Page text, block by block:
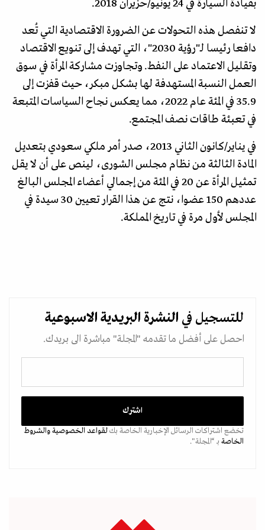
بقيادة السيارة في 24 يونيو/حزيران 2018.
لا تنفصل هذه التحولات عن الضرورة الاقتصادية التي تُعد
دافعا رئيسا لـ"رؤية 2030"، التي تهدف إلى تنويع الاقتصاد
وتقليل الاعتماد على النفط. وتجاوزت مشاركة المرأة في سوق
العمل النسبة المستهدفة لها بشكل مبكر، حيث قفزت إلى
35.9 في المئة عام 2022، مما يعكس نجاح السياسات المتبعة
في تعبئة طاقات نصف المجتمع.
في يناير/كانون الثاني 2013، صدر أمر ملكي سعودي بتعديل
المادة الثالثة من نظام مجلس الشورى، لينص على أن لا يقل
تمثيل المرأة عن 20 في المئة من إجمالي أعضاء المجلس البالغ
عددهم 150 عضوا، نتج عن هذا القرار تعيين 30 سيدة في
المجلس لأول مرة في تاريخ المملكة.
للتسجيل في النشرة البريدية الاسبوعية
احصل على أفضل ما تقدمه "المجلة" مباشرة الى بريدك.
تخضع اشتراكات الرسائل الإخبارية الخاصة بكلقواعد الخصوصيةوالشروط
الخاصة بـ “المجلة".